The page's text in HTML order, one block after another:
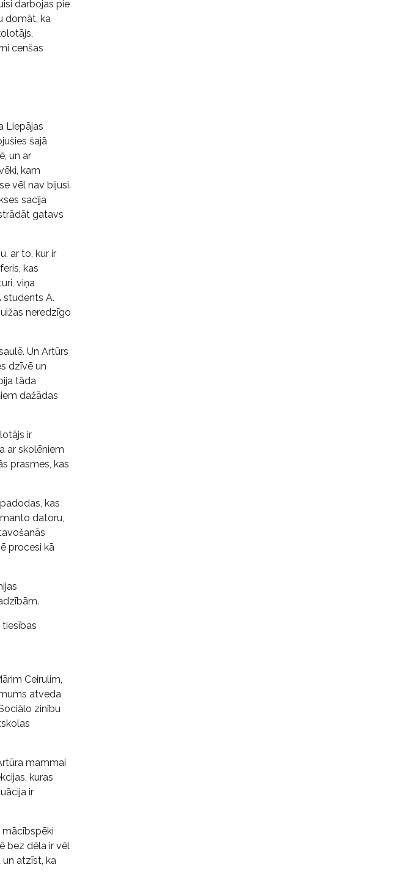
darbojas pie
domāt, ka
cenšas
Liepājas
šajā
un ar
kam
vēl nav bijusi.
sacīja
gatavs
ar to, kur ir
kas
viņa
students A.
neredzīgo
Un Artūrs
dzīvē un
tāda
dažādas
ir
ar skolēniem
prasmes, kas
kas
datoru,
procesi kā
Ceirulim,
atveda
zinību
mammai
kuras
ir
bez dēla ir vēl
atzīst, ka